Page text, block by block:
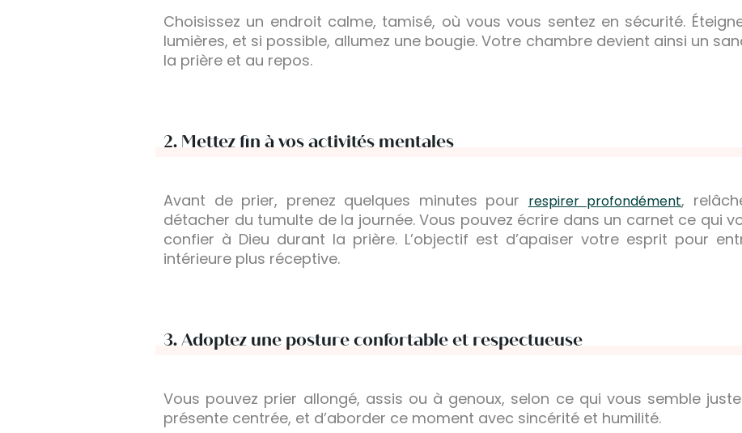
Choisissez un endroit calme, tamisé, où vous vous sentez en sécurité.
lumières, et si possible, allumez une bougie. Votre chambre devient ainsi un
la prière et au repos.
2. Mettez fin à vos activités mentales
Avant de prier, prenez quelques minutes pour respirer profondément,
détacher du tumulte de la journée. Vous pouvez écrire dans un carnet ce qui
confier à Dieu durant la prière. L’objectif est d’apaiser votre esprit pour
intérieure plus réceptive.
3.Adoptez une posture confortable et respectueuse
Vous pouvez prier allongé, assis ou à genoux, selon ce qui vous semble
présente centrée, et d’aborder ce moment avec sincérité et humilité.